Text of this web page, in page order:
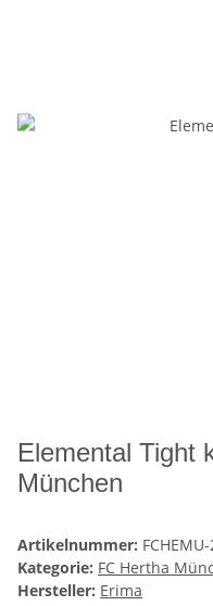
Elemental Tight
München
Artikelnummer:
Kategorie: FC Hertha
Hersteller: Erima